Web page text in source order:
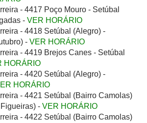
- 4417 Poço Mouro - Setúbal
- VER HORÁRIO
- 4418 Setúbal (Alegro) -
- VER HORÁRIO
- 4419 Brejos Canes - Setúbal
HORÁRIO
- 4420 Setúbal (Alegro) -
HORÁRIO
- 4421 Setúbal (Bairro Camolas)
- VER HORÁRIO
- 4422 Setúbal (Bairro Camolas)